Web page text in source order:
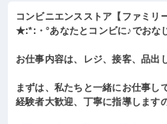
コンビニエンスストア【ファミリ
★:*:・°あなたとコンビに♪でおな
お仕事内容は、レジ、接客、品出
まずは、私たちと一緒にお仕事し
経験者大歓迎、丁寧に指導します